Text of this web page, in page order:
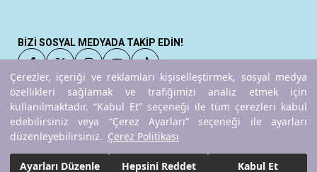
Çerezler, içeriği ve reklamları kişiselleştirmek, sosyal medya
özellikleri sağlamak ve trafiğimizi analiz etmek için
kullanılmaktadır. “Kabul Et” seçeneği ile tüm çerezleri kabul
edebilirsiniz veya “Çerez Ayarları” seçeneği ile ayarları
düzenleyebilirsiniz. Çerez Politikası
Ayarları Düzenle Hepsini Reddet Kabul Et
BİZİ SOSYAL MEDYADA TAKİP EDİN!
Copyright© 2025ETAT PURAll rights reserved.